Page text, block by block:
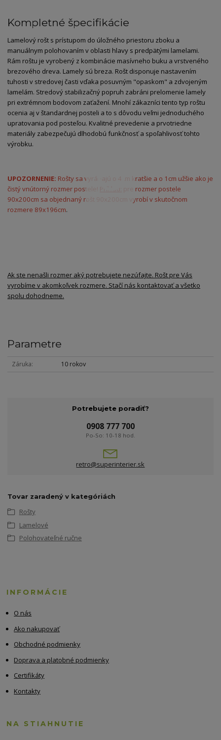
Kompletné špecifikácie
Lamelový rošt s prístupom do úložného priestoru zboku a
manuálnym polohovaním v oblasti hlavy s predpätými lamelami.
Rám roštu je vyrobený z kombinácie masívneho buku a vrstveného
brezového dreva. Lamely sú breza. Rošt disponuje nastavením
tuhosti v stredovej časti vďaka posuvným "opaskom" a zdvojeným
lamelám. Stredový stabilizačný popruh zabráni prelomenie lamely
pri extrémnom bodovom zaťažení. Mnohí zákazníci tento typ roštu
ocenia aj v štandardnej posteli a to s dôvodu veľmi jednoduchého
upratovania pod posteľou. Kvalitné prevedenie a prvotriedne
materiály zabezpečujú dlhodobú funkčnosť a spoľahlivosť tohto
výrobku.
UPOZORNENIE: Rošty sa vyrábajú o 4cm kratšie a o 1cm užšie ako je
čistý vnútorný rozmer postele!
pre rozmer postele
90x200cm sa objednaný rošt 90x200cm vyrobí v skutočnom
rozmere 89x196cm.
Ak ste nenašli rozmer aký potrebujete nezúfajte. Rošt pre Vás
vyrobíme v akomkoľvek rozmere. Stačí nás kontaktovať a všetko
spolu dohodneme.
Parametre
Záruka 10 rokov
Potrebujete poradiť?
0908 777 700
Po-So: 10-18 hod.
retro@superinterier.sk
Tovar zaradený v kategóriách
Rošty
Lamelové
Polohovateľné ručne
INFORMÁCIE
O nás
Ako nakupovať
Obchodné podmienky
Doprava a platobné podmienky
Certifikáty
Kontakty
NA STIAHNUTIE